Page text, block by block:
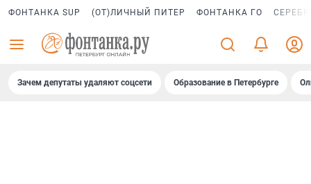
ФОНТАНКА SUP (ОТ)ЛИЧНЫЙ ПИТЕР ФОНТАНКА ГО
Зачем депутаты удаляют соцсети Образование в Петербурге